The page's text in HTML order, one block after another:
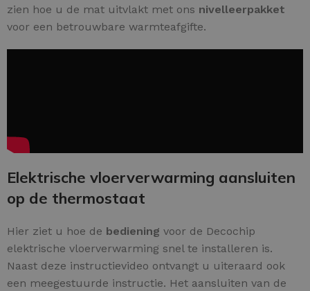
zien hoe u de mat uitvlakt met ons nivelleerpakket
voor een betrouwbare warmteafgifte.
Elektrische vloerverwarming aansluiten
op de thermostaat
Hier ziet u hoe de bediening voor de Decochip
elektrische vloerverwarming snel te installeren is.
Naast deze instructievideo ontvangt u uiteraard ook
een meegestuurde instructie. Het aansluiten van de